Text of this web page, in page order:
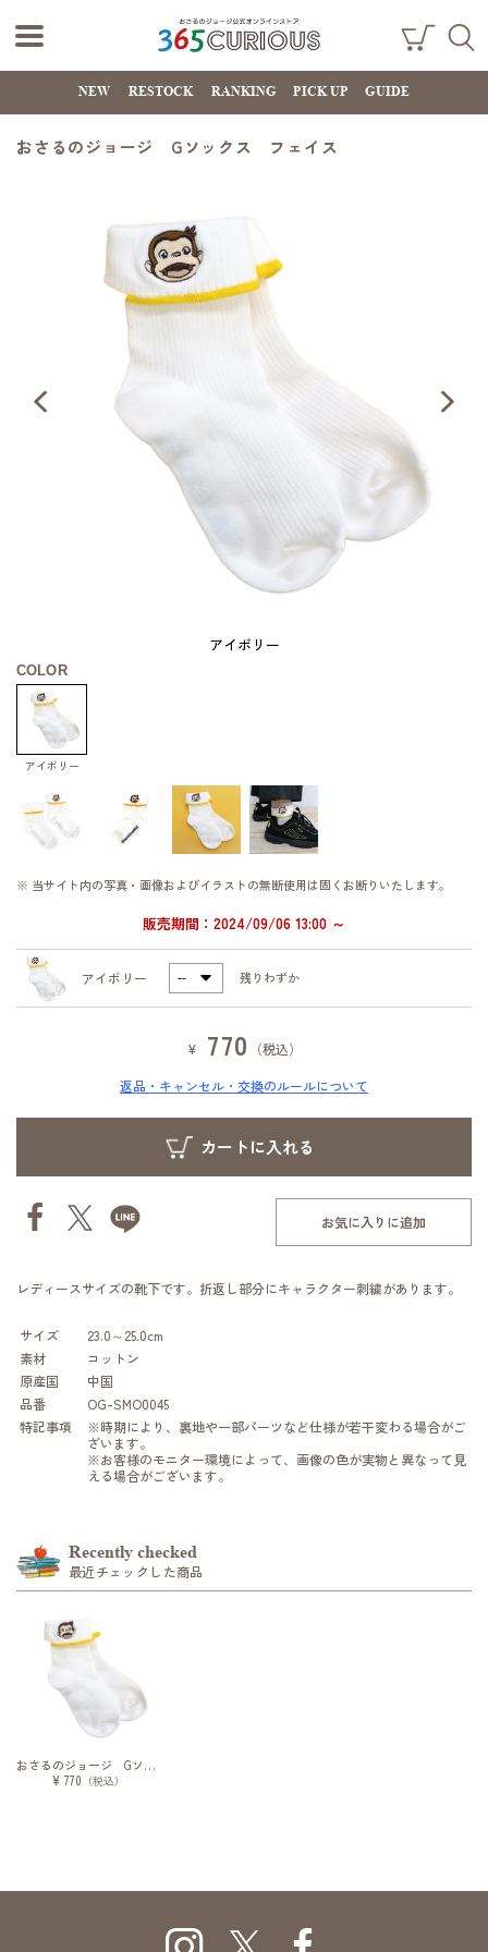
おさるのジョー
ジ公式オンライ
ンストア
ング
カー
NEW RESTOCK RANKING PICK UP GUIDE
おさるのジョージ Gソックス フェイス
アイボリー
COLOR
アイボリー
※ 当サイト内の写真・画像およびイラストの無断使用は固くお断りいたします。
販売期間：2024/09/06 13:00 ～
アイボリー 残りわずか
¥ 770
（税込）
返品・キャンセル・交換のルールについて
お気に入りに追加
レディースサイズの靴下です。折返し部分にキャラクター刺繍があります。
サイズ
23.0～25.0cm
素材
コットン
原産国
中国
品番
OG-SMO0045
特記事項
※時期により、裏地や一部パーツなど仕様が若干変わる場合がご
ざいます。
※お客様のモニター環境によって、画像の色が実物と異なって見
える場合がございます。
Recently checked
最近チェックした商品
おさるのジョージ Gソックス フェイス
¥ 770 （税込）